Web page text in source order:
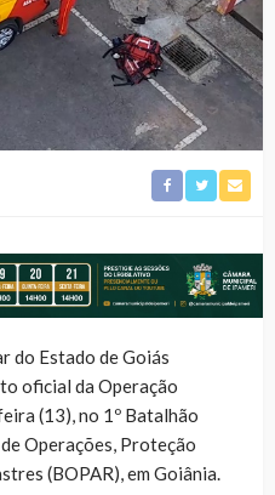
do Estado de Goiás
oficial da Operação
(13), no 1º Batalhão
Operações, Proteção
(BOPAR), em Goiânia.